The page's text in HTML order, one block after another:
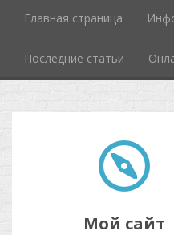
Главная страница
Последние статьи
Мой сайт